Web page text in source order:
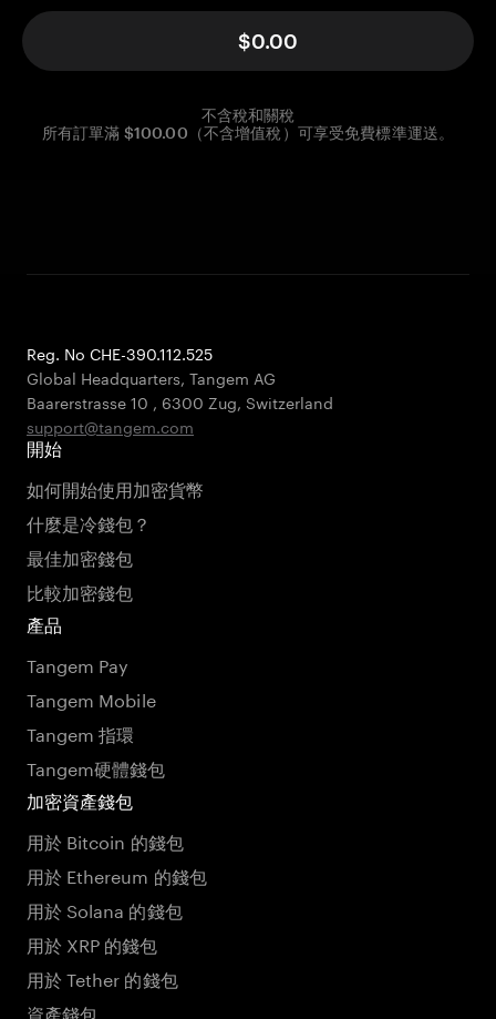
$0.00
不含稅和關稅
所有訂單滿 $100.00（不含增值稅）可享受免費標準運送。
Reg. No CHE-390.112.525
Global Headquarters, Tangem AG
Baarerstrasse 10 , 6300 Zug, Switzerland
support@tangem.com
開始
如何開始使用加密貨幣
什麼是冷錢包？
最佳加密錢包
比較加密錢包
產品
Tangem Pay
Tangem Mobile
Tangem 指環
Tangem硬體錢包
加密資產錢包
用於 Bitcoin 的錢包
用於 Ethereum 的錢包
用於 Solana 的錢包
用於 XRP 的錢包
用於 Tether 的錢包
資產錢包